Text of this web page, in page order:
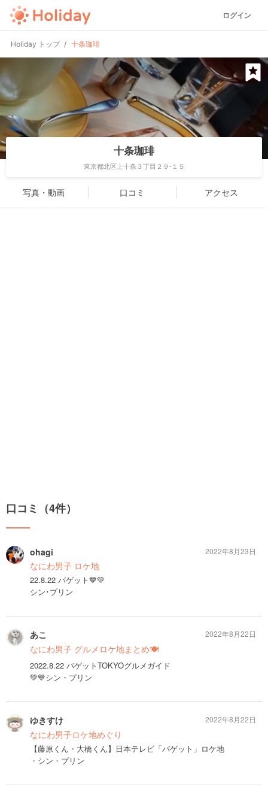
ログイン
Holiday トップ 十条珈琲
十条珈琲
東京都北区上十条３丁目２９-１５
写真・動画 口コミ アクセス
口コミ（4件）
ohagi
なにわ男子 ロケ地
22.8.22 バゲット💙💚
シン･プリン
2022年8月23日
あこ
なにわ男子 グルメロケ地まとめ🍽
2022.8.22 バゲットTOKYOグルメガイド
💚💙シン・プリン
2022年8月22日
ゆきすけ
なにわ男子ロケ地めぐり
【藤原くん・大橋くん】日本テレビ「バゲット」ロケ地
・シン・プリン
2022年8月22日